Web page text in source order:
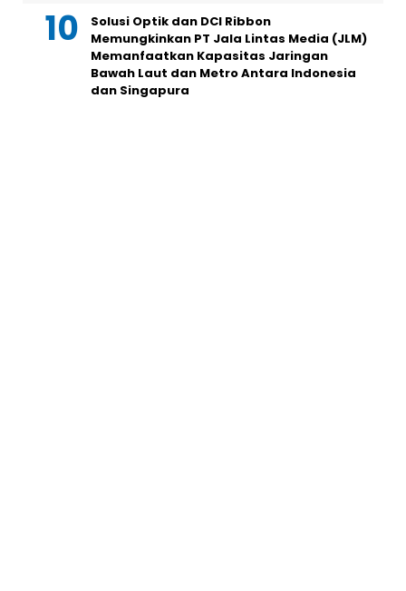
Solusi Optik dan DCI Ribbon
Memungkinkan PT Jala Lintas Media (JLM)
Memanfaatkan Kapasitas Jaringan
Bawah Laut dan Metro Antara Indonesia
dan Singapura